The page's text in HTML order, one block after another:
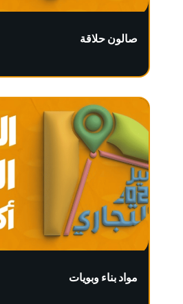
صالون حلاقة
مواد بناء وبويات